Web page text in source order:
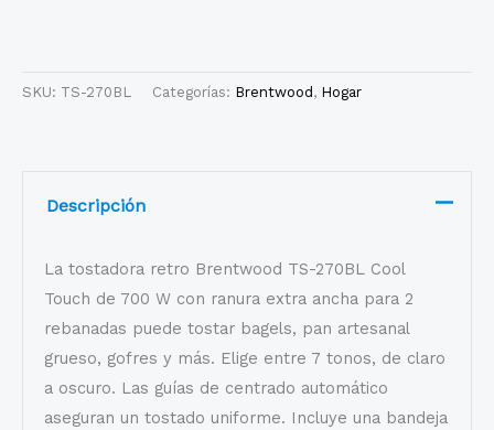
SKU: TS-270BL Categorías: Brentwood , Hogar
Descripción
La tostadora retro Brentwood TS-270BL Cool
Touch de 700 W con ranura extra ancha para 2
rebanadas puede tostar bagels, pan artesanal
grueso, gofres y más. Elige entre 7 tonos, de claro
a oscuro. Las guías de centrado automático
aseguran un tostado uniforme. Incluye una bandeja